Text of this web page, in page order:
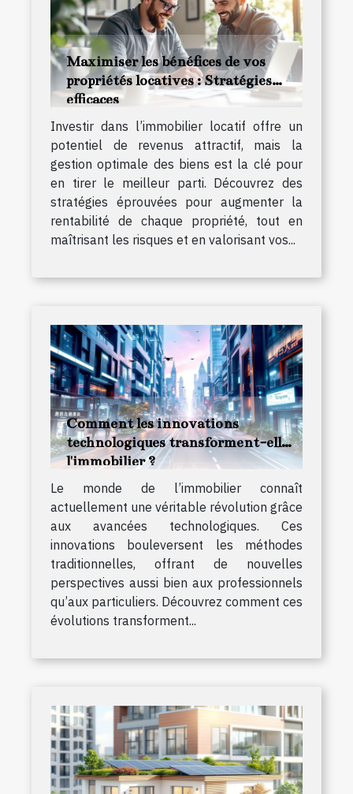
Maximiser les bénéfices de vos
propriétés locatives : Stratégies
efficaces
Investir dans l’immobilier locatif offre un
potentiel de revenus attractif, mais la
gestion optimale des biens est la clé pour
en tirer le meilleur parti. Découvrez des
stratégies éprouvées pour augmenter la
rentabilité de chaque propriété, tout en
maîtrisant les risques et en valorisant vos...
Comment les innovations
technologiques transforment-elles
l'immobilier ?
Le monde de l’immobilier connaît
actuellement une véritable révolution grâce
aux avancées technologiques. Ces
innovations bouleversent les méthodes
traditionnelles, offrant de nouvelles
perspectives aussi bien aux professionnels
qu’aux particuliers. Découvrez comment ces
évolutions transforment...